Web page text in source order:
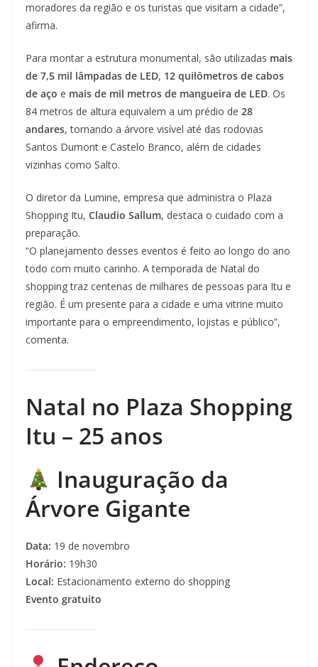
moradores da região e os turistas que visitam a cidade”,
afirma.
Para montar a estrutura monumental, são utilizadas mais
de 7,5 mil lâmpadas de LED, 12 quilômetros de cabos
de aço e mais de mil metros de mangueira de LED. Os
84 metros de altura equivalem a um prédio de 28
andares, tornando a árvore visível até das rodovias
Santos Dumont e Castelo Branco, além de cidades
vizinhas como Salto.
O diretor da Lumine, empresa que administra o Plaza
Shopping Itu, Claudio Sallum, destaca o cuidado com a
preparação.
“O planejamento desses eventos é feito ao longo do ano
todo com muito carinho. A temporada de Natal do
shopping traz centenas de milhares de pessoas para Itu e
região. É um presente para a cidade e uma vitrine muito
importante para o empreendimento, lojistas e público”,
comenta.
Natal no Plaza Shopping
Itu – 25 anos
Inauguração da
Árvore Gigante
Data: 19 de novembro
Horário: 19h30
Local: Estacionamento externo do shopping
Evento gratuito